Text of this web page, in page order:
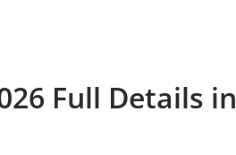
Full Details in